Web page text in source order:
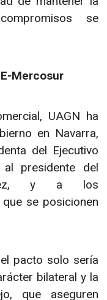
se
Mercosur
UAGN ha
en Navarra,
del Ejecutivo
presidente del
y a los
se posicionen
pacto solo sería
bilateral y la
que aseguren